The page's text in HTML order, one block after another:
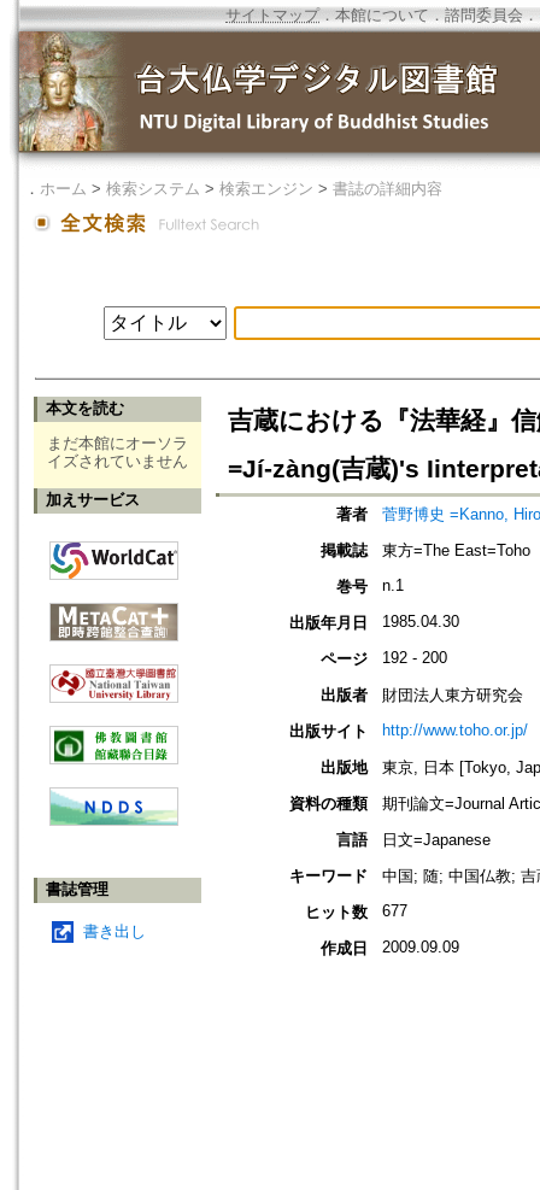
サイトマップ．本館について ． 諮問委員会 ．
． ホーム > 検索システム > 検索エンジン > 書誌の詳細内容
本文を読む
まだ本館にオーソラ
イズされていません
加えサービス
書誌管理
書き出し
吉蔵における『法華経』
=Jí-zàng(吉蔵)'s
著者
菅野博史 =Kanno,
掲載誌
東方=The East=Toho
巻号
n.1
出版年月日 1985.04.30
ページ 192 - 200
出版者
財団法人東方研究会
出版サイト
http://www.toho.or.jp/
出版地
東京, 日本 [Tokyo,
資料の種類
期刊論文=Journal
言語
日文=Japanese
キーワード
中国; 随; 中国仏教;
ヒット数
677
作成日 2009.09.09